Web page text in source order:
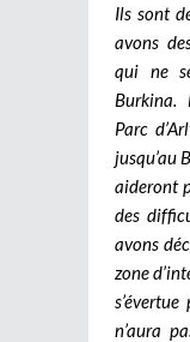
Ils sont
avons
qui ne
Burkina.
Parc
jusqu’au
aideront
des
avons
zone
n’aura